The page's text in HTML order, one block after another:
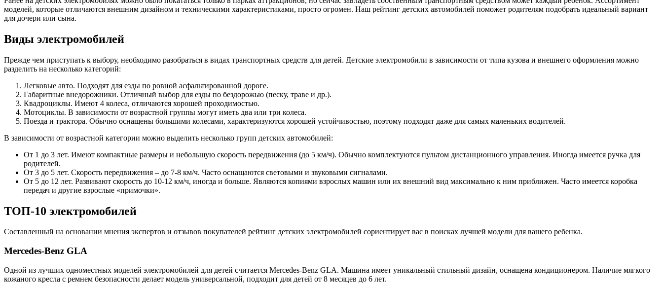
моделей, которые отличаются внешним дизайном и техническими характеристиками, просто огромен. Наш рейтинг детских автомобилей поможет родителям подобрать идеальный вариант
для дочери или сына.
Виды электромобилей
Прежде чем приступать к выбору, необходимо разобраться в видах транспортных средств для детей. Детские электромобили в зависимости от типа кузова и внешнего оформления можно
разделить на несколько категорий:
Легковые авто. Подходят для езды по ровной асфальтированной дороге.
Габаритные внедорожники. Отличный выбор для езды по бездорожью (песку, траве и др.).
Квадроциклы. Имеют 4 колеса, отличаются хорошей проходимостью.
Мотоциклы. В зависимости от возрастной группы могут иметь два или три колеса.
Поезда и трактора. Обычно оснащены большими колесами, характеризуются хорошей устойчивостью, поэтому подходят даже для самых маленьких водителей.
В зависимости от возрастной категории можно выделить несколько групп детских автомобилей:
От 1 до 3 лет. Имеют компактные размеры и небольшую скорость передвижения (до 5 км/ч). Обычно комплектуются пультом дистанционного управления. Иногда имеется ручка для
родителей.
От 3 до 5 лет. Скорость передвижения – до 7-8 км/ч. Часто оснащаются световыми и звуковыми сигналами.
От 5 до 12 лет. Развивают скорость до 10-12 км/ч, иногда и больше. Являются копиями взрослых машин или их внешний вид максимально к ним приближен. Часто имеется коробка
передач и другие взрослые «примочки».
ТОП-10 электромобилей
Составленный на основании мнения экспертов и отзывов покупателей рейтинг детских электромобилей сориентирует вас в поисках лучшей модели для вашего ребенка.
Mercedes-Benz GLA
Одной из лучших одноместных моделей электромобилей для детей считается Mercedes-Benz GLA. Машина имеет уникальный стильный дизайн, оснащена кондиционером. Наличие мягкого
кожаного кресла с ремнем безопасности делает модель универсальной, подходит для детей от 8 месяцев до 6 лет.